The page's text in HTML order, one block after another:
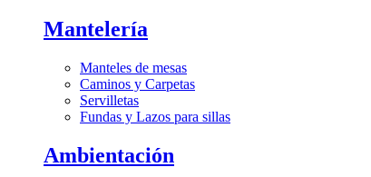
Mantelería
Manteles de mesas
Caminos y Carpetas
Servilletas
Fundas y Lazos para sillas
Ambientación